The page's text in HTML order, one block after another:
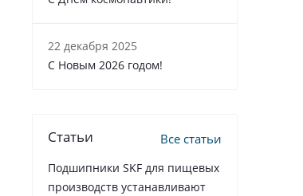
22 декабря 2025
C Новым 2026 годом!
Статьи Все статьи
Подшипники SKF для пищевых
производств устанавливают